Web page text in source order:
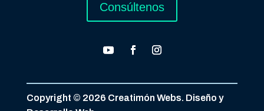
Consúltenos
Copyright © 2026 Creatimón Webs. Diseño y